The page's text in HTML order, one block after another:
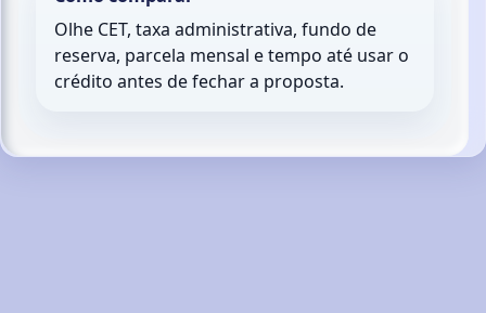
Olhe CET, taxa administrativa, fundo de
reserva, parcela mensal e tempo até usar o
crédito antes de fechar a proposta.